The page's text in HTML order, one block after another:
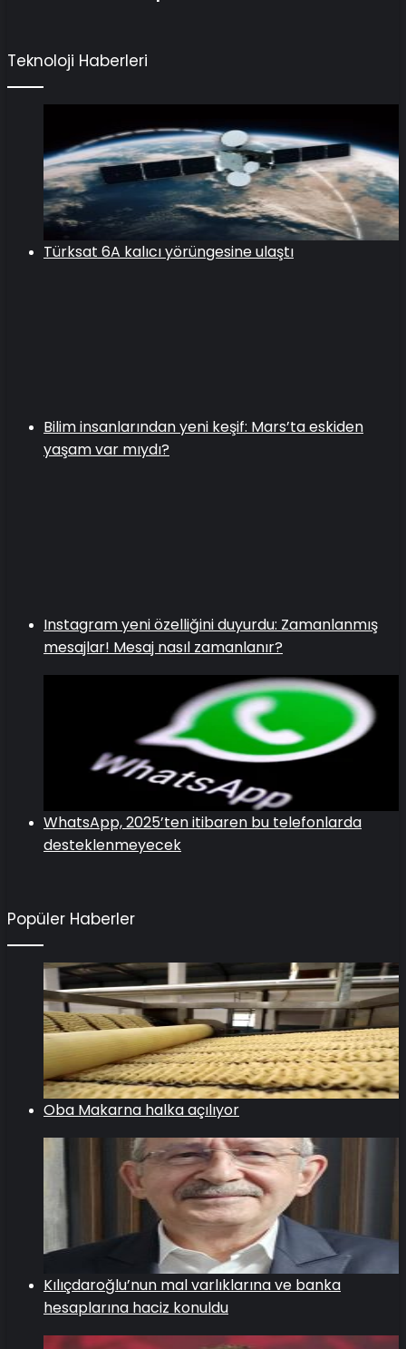
Teknoloji Haberleri
Türksat 6A kalıcı yörüngesine ulaştı
Bilim insanlarından yeni keşif: Mars’ta eskiden
yaşam var mıydı?
Instagram yeni özelliğini duyurdu: Zamanlanmış
mesajlar! Mesaj nasıl zamanlanır?
WhatsApp, 2025’ten itibaren bu telefonlarda
desteklenmeyecek
Popüler Haberler
Oba Makarna halka açılıyor
Kılıçdaroğlu’nun mal varlıklarına ve banka
hesaplarına haciz konuldu